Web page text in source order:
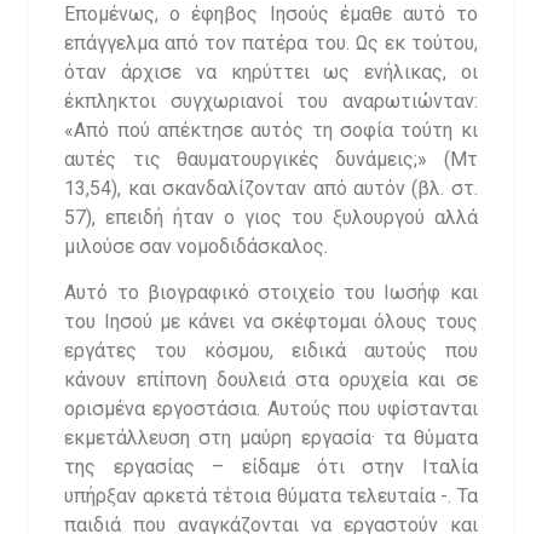
Επομένως, ο έφηβος Ιησούς έμαθε αυτό το
επάγγελμα από τον πατέρα του. Ως εκ τούτου,
όταν άρχισε να κηρύττει ως ενήλικας, οι
έκπληκτοι συγχωριανοί του αναρωτιώνταν:
«Από πού απέκτησε αυτός τη σοφία τούτη κι
αυτές τις θαυματουργικές δυνάμεις;» (Μτ
13,54), και σκανδαλίζονταν από αυτόν (βλ. στ.
57), επειδή ήταν ο γιος του ξυλουργού αλλά
μιλούσε σαν νομοδιδάσκαλος.
Αυτό το βιογραφικό στοιχείο του Ιωσήφ και
του Ιησού με κάνει να σκέφτομαι όλους τους
εργάτες του κόσμου, ειδικά αυτούς που
κάνουν επίπονη δουλειά στα ορυχεία και σε
ορισμένα εργοστάσια. Αυτούς που υφίστανται
εκμετάλλευση στη μαύρη εργασία· τα θύματα
της εργασίας – είδαμε ότι στην Ιταλία
υπήρξαν αρκετά τέτοια θύματα τελευταία -. Τα
παιδιά που αναγκάζονται να εργαστούν και